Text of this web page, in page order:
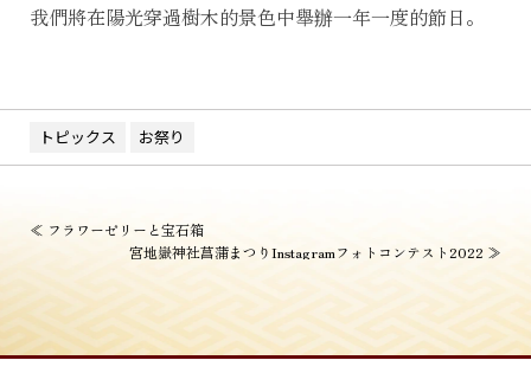
我們將在陽光穿過樹木的景色中舉辦一年一度的節日。
トピックス お祭り
投
稿
ナ
ビ
≪ フラワーゼリーと宝石箱
宮地嶽神社菖蒲まつりInstagramフォトコンテスト2022 ≫